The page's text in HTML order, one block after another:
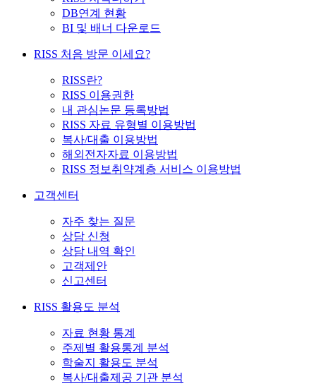
DB연계 현황
BI 및 배너 다운로드
RISS 처음 방문 이세요?
RISS란?
RISS 이용권한
내 관심논문 등록방법
RISS 자료 유형별 이용방법
복사/대출 이용방법
해외전자자료 이용방법
RISS 정보취약계층 서비스 이용방법
고객센터
자주 찾는 질문
상담 신청
상담 내역 확인
고객제안
신고센터
RISS 활용도 분석
자료 현황 통계
주제별 활용통계 분석
학술지 활용도 분석
복사/대출제공 기관 분석